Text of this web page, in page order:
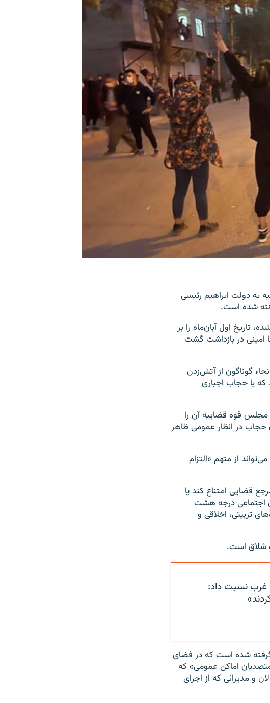
به دولت ابراهیم رئیسی
شده است.
اول آبان‌ماه را بر
امینی در بازداشت گشت
گوناگون از آتش‌زدن
که با حجاب اجباری
مجلس قوه قضاییه آن را
حجاب در انظار عمومی ظاهر
از متهم «التزام
قضایی امتناع کند یا
اجتماعی درجه هشت
تربیتی، اخلاقی و
شلاق است.
غرب نسبت داد:
شده است که در فضای
اماکن عمومی» که
و مدیرانی که از اجرای